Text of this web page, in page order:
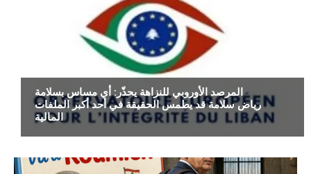
المرصد الأوروبي للنزاهة يحذّر: أي مساس بسلامة
رياض سلامة قد يطمس الحقيقة في أحد أكبر الملفات
المالية